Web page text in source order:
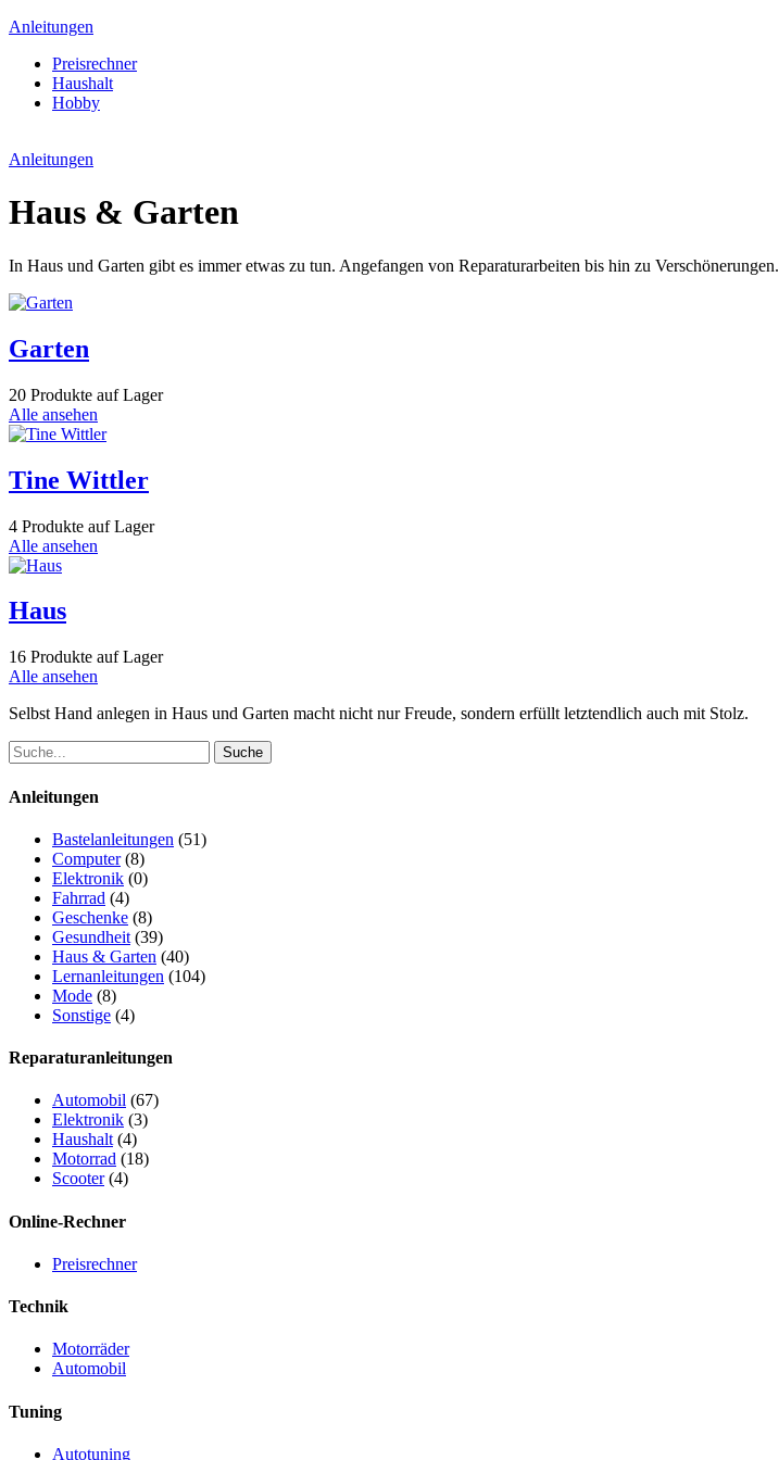
Anleitungen
Preisrechner
Haushalt
Hobby
Anleitungen
Haus & Garten
In Haus und Garten gibt es immer etwas zu tun. Angefangen von Reparaturarbeiten bis hin zu Verschönerungen.
Garten
20 Produkte auf Lager
Alle ansehen
Tine Wittler
4 Produkte auf Lager
Alle ansehen
Haus
16 Produkte auf Lager
Alle ansehen
Selbst Hand anlegen in Haus und Garten macht nicht nur Freude, sondern erfüllt letztendlich auch mit Stolz.
Anleitungen
Bastelanleitungen (51)
Computer (8)
Elektronik (0)
Fahrrad (4)
Geschenke (8)
Gesundheit (39)
Haus & Garten (40)
Lernanleitungen (104)
Mode (8)
Sonstige (4)
Reparaturanleitungen
Automobil (67)
Elektronik (3)
Haushalt (4)
Motorrad (18)
Scooter (4)
Online-Rechner
Preisrechner
Technik
Motorräder
Automobil
Tuning
Autotuning